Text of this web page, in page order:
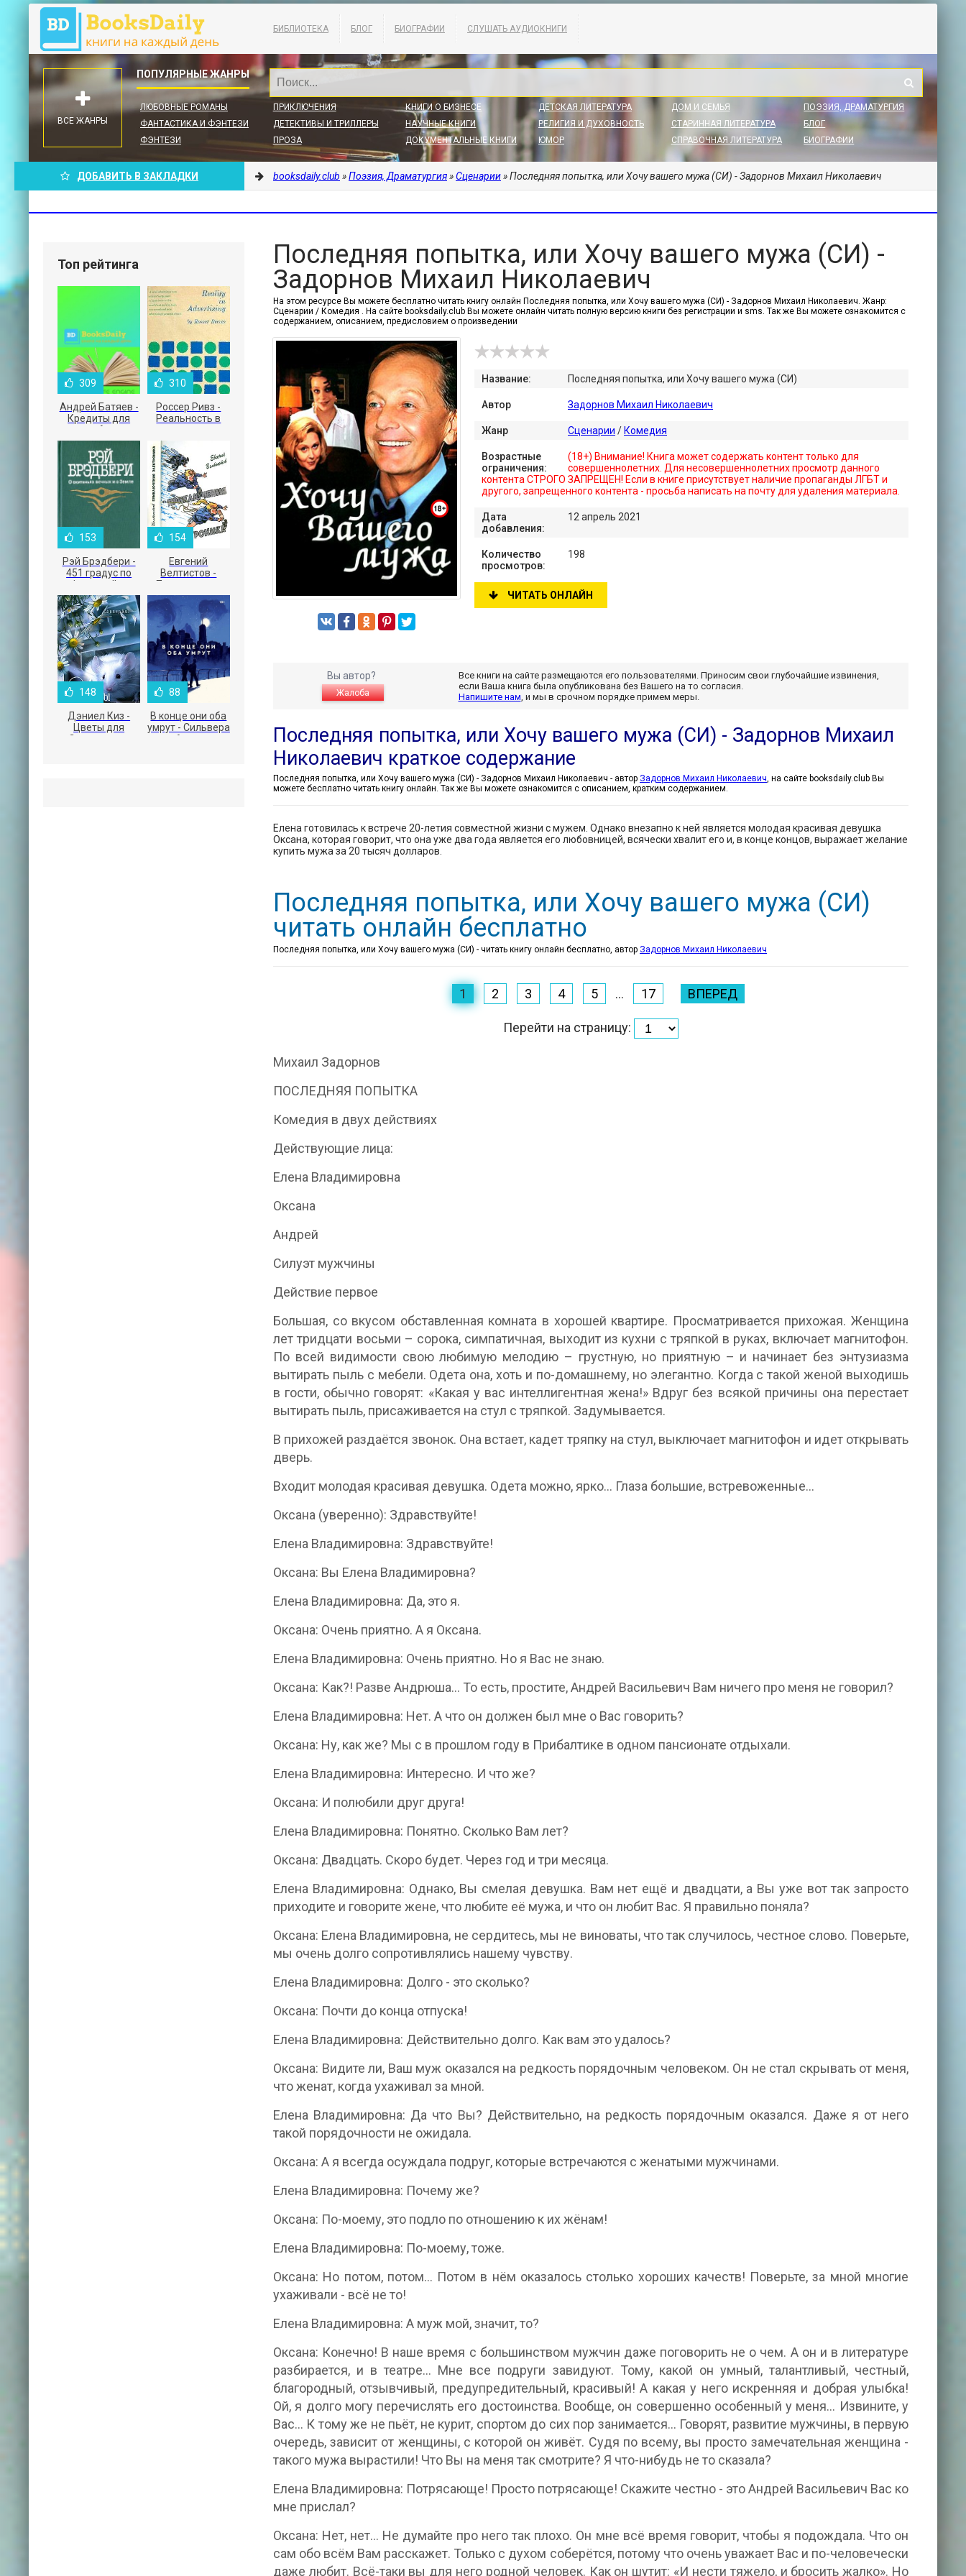
БИБЛИОТЕКА БЛОГ БИОГРАФИИ СЛУШАТЬ АУДИОКНИГИ
ЛЮБОВНЫЕ РОМАНЫ
ФАНТАСТИКА И ФЭНТЕЗИ
ФЭНТЕЗИ
ПРИКЛЮЧЕНИЯ
ДЕТЕКТИВЫ И ТРИЛЛЕРЫ
ПРОЗА
КНИГИ О БИЗНЕСЕ
НАУЧНЫЕ КНИГИ
ДОКУМЕНТАЛЬНЫЕ КНИГИ
ДЕТСКАЯ ЛИТЕРАТУРА
РЕЛИГИЯ И ДУХОВНОСТЬ
ЮМОР
ДОМ И СЕМЬЯ
СТАРИННАЯ ЛИТЕРАТУРА
СПРАВОЧНАЯ ЛИТЕРАТУРА
ПОЭЗИЯ, ДРАМАТУРГИЯ
БЛОГ
БИОГРАФИИ
ВСЕ ЖАНРЫ
ДОБАВИТЬ В ЗАКЛАДКИ booksdaily.club »Поэзия, Драматургия»Сценарии» Последняя попытка, или Хочу вашего мужа (СИ) - Задорнов Михаил Николаевич
Последняя попытка, или Хочу вашего мужа (СИ) -
Задорнов Михаил Николаевич
На этом ресурсе Вы можете бесплатно читать книгу онлайн Последняя попытка, или Хочу вашего мужа (СИ) - Задорнов Михаил Николаевич. Жанр:
Сценарии / Комедия . На сайте booksdaily.club Вы можете онлайн читать полную версию книги без регистрации и sms. Так же Вы можете ознакомится с
содержанием, описанием, предисловием о произведении
Название: Последняя попытка, или Хочу вашего мужа (СИ)
Автор Задорнов Михаил Николаевич
Жанр Сценарии / Комедия
Возрастные
ограничения:
(18+) Внимание! Книга может содержать контент только для
совершеннолетних. Для несовершеннолетних просмотр данного
контента СТРОГО ЗАПРЕЩЕН! Если в книге присутствует наличие пропаганды ЛГБТ и
другого, запрещенного контента - просьба написать на почту для удаления материала.
Дата
добавления:
12 апрель 2021
Количество
просмотров:
198
ЧИТАТЬ ОНЛАЙН
Вы автор?
Жалоба
Все книги на сайте размещаются его пользователями. Приносим свои глубочайшие извинения,
если Ваша книга была опубликована без Вашего на то согласия.
Напишите нам , и мы в срочном порядке примем меры.
Последняя попытка, или Хочу вашего мужа (СИ) - Задорнов Михаил
Николаевич краткое содержание
Последняя попытка, или Хочу вашего мужа (СИ) - Задорнов Михаил Николаевич - автор Задорнов Михаил Николаевич, на сайте booksdaily.club Вы
можете бесплатно читать книгу онлайн. Так же Вы можете ознакомится с описанием, кратким содержанием.
Елена готовилась к встрече 20-летия совместной жизни с мужем. Однако внезапно к ней является молодая красивая девушка
Оксана, которая говорит, что она уже два года является его любовницей, всячески хвалит его и, в конце концов, выражает желание
купить мужа за 20 тысяч долларов.
Последняя попытка, или Хочу вашего мужа (СИ)
читать онлайн бесплатно
Последняя попытка, или Хочу вашего мужа (СИ) - читать книгу онлайн бесплатно, автор Задорнов Михаил Николаевич
1 2 3 4 5 ... 17 ВПЕРЕД
Перейти на страницу:
Михаил Задорнов
ПОСЛЕДНЯЯ ПОПЫТКА
Комедия в двух действиях
Действующие лица:
Елена Владимировна
Оксана
Андрей
Силуэт мужчины
Действие первое
Большая, со вкусом обставленная комната в хорошей квартире. Просматривается прихожая. Женщина
лет тридцати восьми – сорока, симпатичная, выходит из кухни с тряпкой в руках, включает магнитофон.
По всей видимости свою любимую мелодию – грустную, но приятную – и начинает без энтузиазма
вытирать пыль с мебели. Одета она, хоть и по-домашнему, но элегантно. Когда с такой женой выходишь
в гости, обычно говорят: «Какая у вас интеллигентная жена!» Вдруг без всякой причины она перестает
вытирать пыль, присаживается на стул с тряпкой. Задумывается.
В прихожей раздаётся звонок. Она встает, кадет тряпку на стул, выключает магнитофон и идет открывать
дверь.
Входит молодая красивая девушка. Одета можно, ярко… Глаза большие, встревоженные…
Оксана (уверенно): Здравствуйте!
Елена Владимировна: Здравствуйте!
Оксана: Вы Елена Владимировна?
Елена Владимировна: Да, это я.
Оксана: Очень приятно. А я Оксана.
Елена Владимировна: Очень приятно. Но я Вас не знаю.
Оксана: Как?! Разве Андрюша… То есть, простите, Андрей Васильевич Вам ничего про меня не говорил?
Елена Владимировна: Нет. А что он должен был мне о Вас говорить?
Оксана: Ну, как же? Мы с в прошлом году в Прибалтике в одном пансионате отдыхали.
Елена Владимировна: Интересно. И что же?
Оксана: И полюбили друг друга!
Елена Владимировна: Понятно. Сколько Вам лет?
Оксана: Двадцать. Скоро будет. Через год и три месяца.
Елена Владимировна: Однако, Вы смелая девушка. Вам нет ещё и двадцати, а Вы уже вот так запросто
приходите и говорите жене, что любите её мужа, и что он любит Вас. Я правильно поняла?
Оксана: Елена Владимировна, не сердитесь, мы не виноваты, что так случилось, честное слово. Поверьте,
мы очень долго сопротивлялись нашему чувству.
Елена Владимировна: Долго - это сколько?
Оксана: Почти до конца отпуска!
Елена Владимировна: Действительно долго. Как вам это удалось?
Оксана: Видите ли, Ваш муж оказался на редкость порядочным человеком. Он не стал скрывать от меня,
что женат, когда ухаживал за мной.
Елена Владимировна: Да что Вы? Действительно, на редкость порядочным оказался. Даже я от него
такой порядочности не ожидала.
Оксана: А я всегда осуждала подруг, которые встречаются с женатыми мужчинами.
Елена Владимировна: Почему же?
Оксана: По-моему, это подло по отношению к их жёнам!
Елена Владимировна: По-моему, тоже.
Оксана: Но потом, потом… Потом в нём оказалось столько хороших качеств! Поверьте, за мной многие
ухаживали - всё не то!
Елена Владимировна: А муж мой, значит, то?
Оксана: Конечно! В наше время с большинством мужчин даже поговорить не о чем. А он и в литературе
разбирается, и в театре… Мне все подруги завидуют. Тому, какой он умный, талантливый, честный,
благородный, отзывчивый, предупредительный, красивый! А какая у него искренняя и добрая улыбка!
Ой, я долго могу перечислять его достоинства. Вообще, он совершенно особенный у меня… Извините, у
Вас… К тому же не пьёт, не курит, спортом до сих пор занимается… Говорят, развитие мужчины, в первую
очередь, зависит от женщины, с которой он живёт. Судя по всему, вы просто замечательная женщина -
такого мужа вырастили! Что Вы на меня так смотрите? Я что-нибудь не то сказала?
Елена Владимировна: Потрясающе! Просто потрясающе! Скажите честно - это Андрей Васильевич Вас ко
мне прислал?
Оксана: Нет, нет… Не думайте про него так плохо. Он мне всё время говорит, чтобы я подождала. Что он
сам обо всём Вам расскажет. Только с духом соберётся, потому что очень уважает Вас и по-человечески
даже любит. Всё-таки вы для него родной человек. Как он шутит: «И нести тяжело, и бросить жалко». Но
Топ рейтинга
309
Андрей Батяев -
Кредиты для
малого бизнеса
310
Россер Ривз -
Реальность в
153
Рэй Брэдбери -
451 градус по
Фаренгейту
154
Евгений
Велтистов -
Приключения
Электроника
148
Дэниел Киз -
Цветы для
Элджернона
88
В конце они оба
умрут - Сильвера
Адам